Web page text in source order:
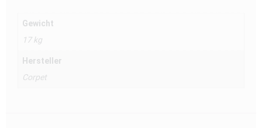
Gewicht
17 kg
Hersteller
Corpet